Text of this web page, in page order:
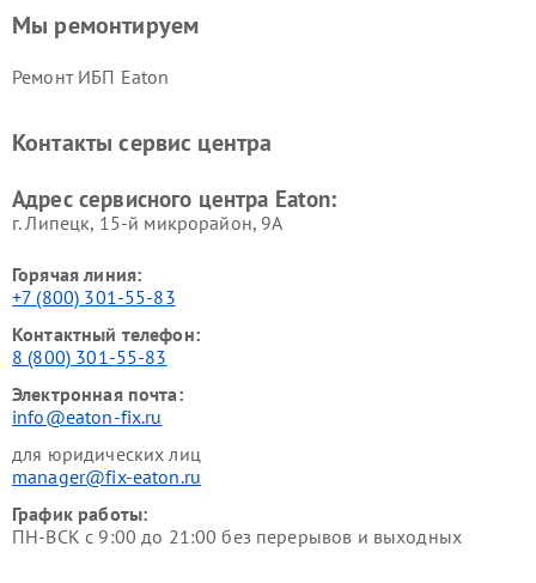
Мы ремонтируем
Ремонт ИБП Eaton
Контакты сервис центра
Адрес сервисного центра Eaton:
г. Липецк, 15-й микрорайон, 9А
Горячая линия:
+7 (800) 301-55-83
Контактный телефон:
8 (800) 301-55-83
Электронная почта:
info@eaton-fix.ru
для юридических лиц
manager@fix-eaton.ru
График работы:
ПН-ВСК с 9:00 до 21:00 без перерывов и выходных